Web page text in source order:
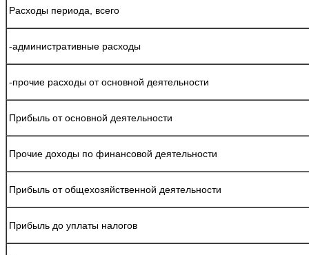
Расходы периода, всего
-административные расходы
-прочие расходы от основной деятельности
Прибыль от основной деятельности
Прочие доходы по финансовой деятельности
Прибыль от общехозяйственной деятельности
Прибыль до уплаты налогов